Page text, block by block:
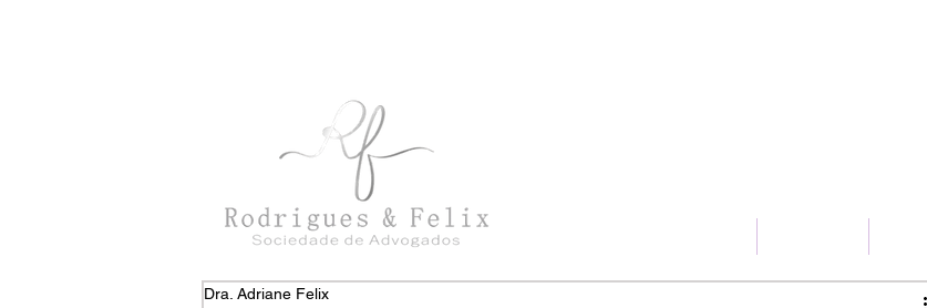
Dra. Adriane Felix